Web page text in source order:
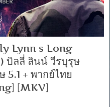
Lynn s Long
บิลลี่ ลินน์ วีรบุรุษ
5.1 + พากย์ไทย
[MKV]